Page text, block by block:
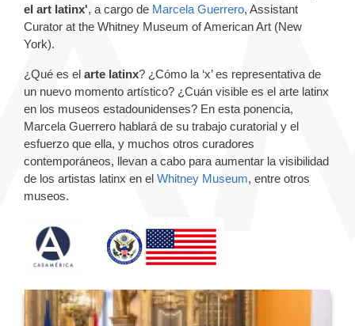
el art latinx', a cargo de Marcela Guerrero, Assistant
Curator at the Whitney Museum of American Art (New
York).
¿Qué es el arte latinx? ¿Cómo la ‘x’ es representativa de
un nuevo momento artístico? ¿Cuán visible es el arte latinx
en los museos estadounidenses? En esta ponencia,
Marcela Guerrero hablará de su trabajo curatorial y el
esfuerzo que ella, y muchos otros curadores
contemporáneos, llevan a cabo para aumentar la visibilidad
de los artistas latinx en el Whitney Museum, entre otros
museos.